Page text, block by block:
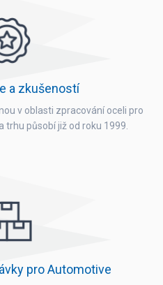
a zkušeností
v oblasti zpracování oceli pro
působí již od roku 1999.
pro Automotive